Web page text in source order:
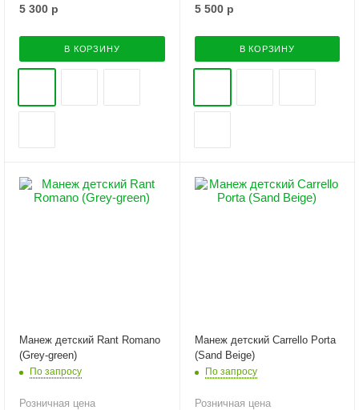
5 300 р
В КОРЗИНУ
5 500р
В КОРЗИНУ
Манеж детский Rant Romano
(Grey-green)
По запросу
Розничная цена
Манеж детский Carrello Porta
(Sand Beige)
По запросу
Розничная цена